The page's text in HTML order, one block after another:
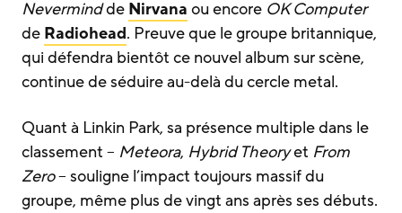
Nevermindde Nirvana ou encore OK Computer
de Radiohead. Preuve que le groupe britannique,
qui défendra bientôt ce nouvel album sur scène,
continue de séduire au-delà du cercle metal.
Quant à Linkin Park, sa présence multiple dans le
classement – Meteora, Hybrid Theoryet From
Zero– souligne l’impact toujours massif du
groupe, même plus de vingt ans après ses débuts.